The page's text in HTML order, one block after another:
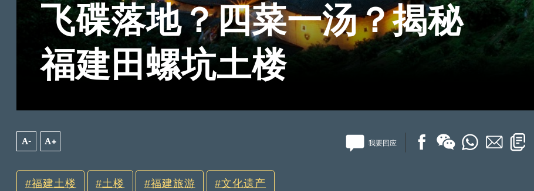
飞碟落地？四菜一汤？揭秘
福建田螺坑土楼
A- A+ 我要回应
福建土楼 土楼 福建旅游 文化遗产